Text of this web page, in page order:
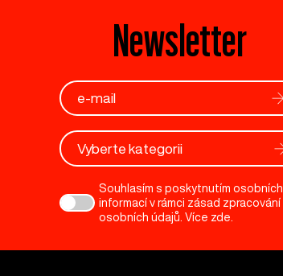
Newsletter
Vyberte kategorii
Souhlasím s poskytnutím osobních
informací v rámci zásad zpracování
osobních údajů. Více zde.